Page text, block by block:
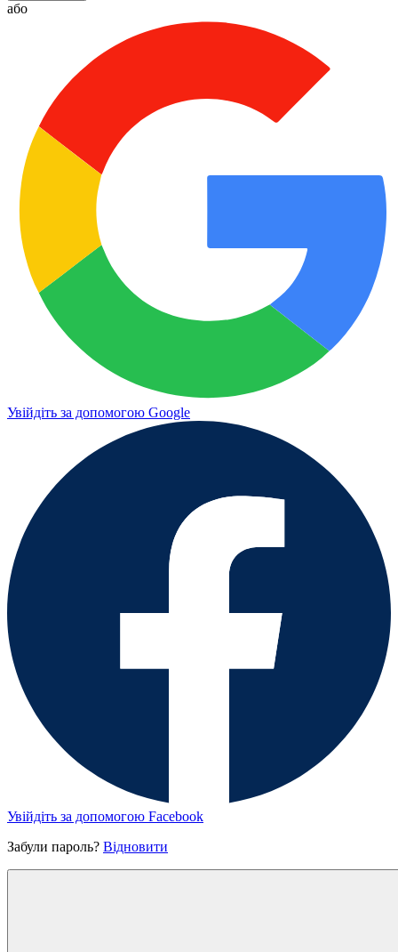
або
Увійдіть за допомогою Google
Увійдіть за допомогою Facebook
Забули пароль? Відновити